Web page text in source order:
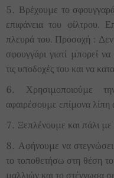
Βρέχουμε το
επιφάνεια του φίλτρου.
πλευρά του. Προσοχή : Δεν
σφουγγάρι γιατί μπορεί
τις υποδοχές του και να
Χρησιμοποιούμε
αφαιρέσουμε επίμονα
Ξεπλένουμε και πάλι με
Αφήνουμε να
το τοποθετήσω στη θέση
μαλλιών και το στέγνωσα